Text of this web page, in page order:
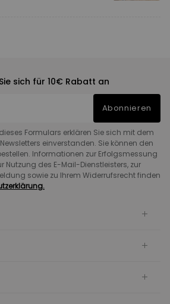
sich für 10€ Rabatt an
Abonnieren
Formulars erklären Sie sich mit dem
einverstanden. Sie können den
Informationen zur Erfolgsmessung
Nutzung des E-Mail-Dienstleisters, zur
sowie zu Ihrem Widerrufsrecht finden